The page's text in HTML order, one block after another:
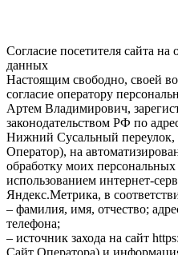
Согласие посетителя сайта
данных
Настоящим свободно, своей
согласие оператору
Артем Владимирович,
законодательством РФ по
Нижний Сусальный переулок,
Оператор), на
обработку моих
использованием интернет-
Яндекс.Метрика, в
– фамилия, имя, отчество;
телефона;
– источник захода на сайт
Сайт Оператора) и